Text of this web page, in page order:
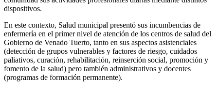
dispositivos.
En este contexto, Salud municipal presentó sus incumbencias de
enfermería en el primer nivel de atención de los centros de salud del
Gobierno de Venado Tuerto, tanto en sus aspectos asistenciales
(detección de grupos vulnerables y factores de riesgo, cuidados
paliativos, curación, rehabilitación, reinserción social, promoción y
fomento de la salud) pero también administrativos y docentes
(programas de formación permanente).